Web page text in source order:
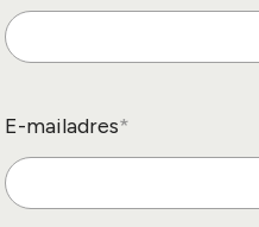
E-mailadres